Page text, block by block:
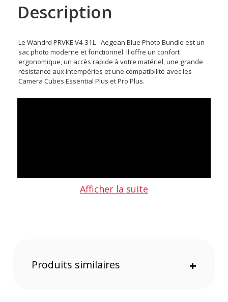
Description
Le Wandrd PRVKE V4 31L - Aegean Blue Photo Bundle est un
sac photo moderne et fonctionnel. Il offre un confort
ergonomique, un accès rapide à votre matériel, une grande
résistance aux intempéries et une compatibilité avec les
Camera Cubes Essential Plus et Pro Plus.
Accès : Latéral rapide, Zippé au roll-top
Afficher la suite
Produits similaires +